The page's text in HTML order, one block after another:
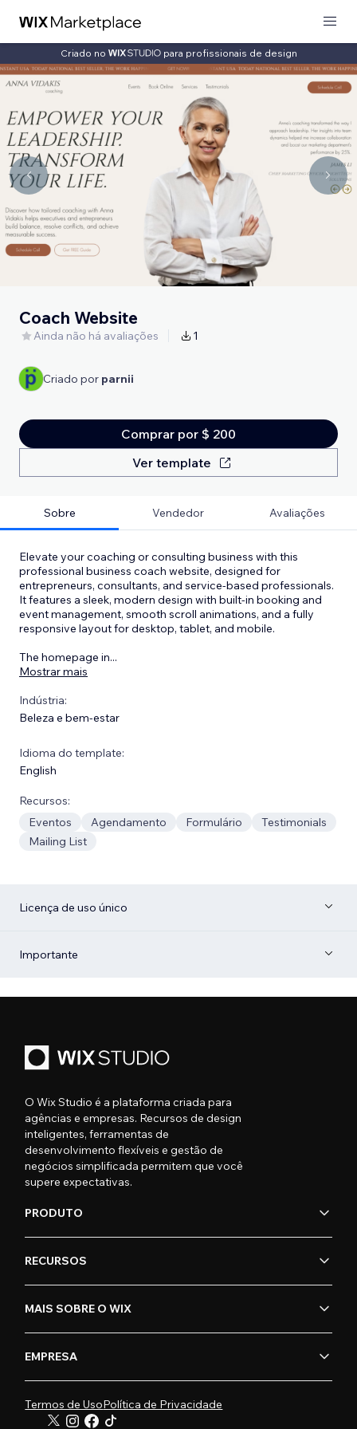
Criado no para profissionais de design
Coach Website
Ainda não há avaliações 1
Criado por parnii
Comprar por $ 200
Ver template
Sobre Vendedor Avaliações
Elevate your coaching or consulting business with this
professional business coach website, designed for
entrepreneurs, consultants, and service-based professionals.
It features a sleek, modern design with built-in booking and
event management, smooth scroll animations, and a fully
responsive layout for desktop, tablet, and mobile.
The homepage in...
Mostrar mais
Indústria:
Beleza e bem-estar
Idioma do template:
English
Recursos:
Eventos
Agendamento Formulário
Testimonials
Mailing List
Licença de uso único
Importante
O Wix Studio é a plataforma criada para
agências e empresas. Recursos de design
inteligentes, ferramentas de
desenvolvimento flexíveis e gestão de
negócios simplificada permitem que você
supere expectativas.
PRODUTO
RECURSOS
MAIS SOBRE O WIX
EMPRESA
Termos de UsoPolítica de Privacidade